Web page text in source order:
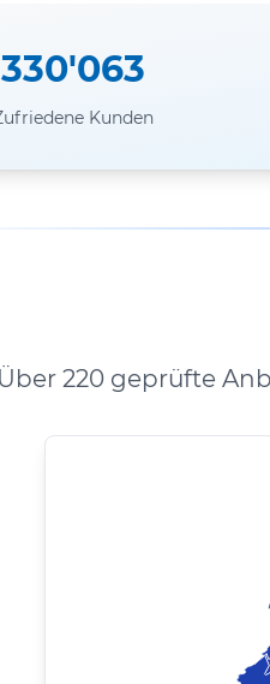
330'063
Kunden
Über 220 geprüfte